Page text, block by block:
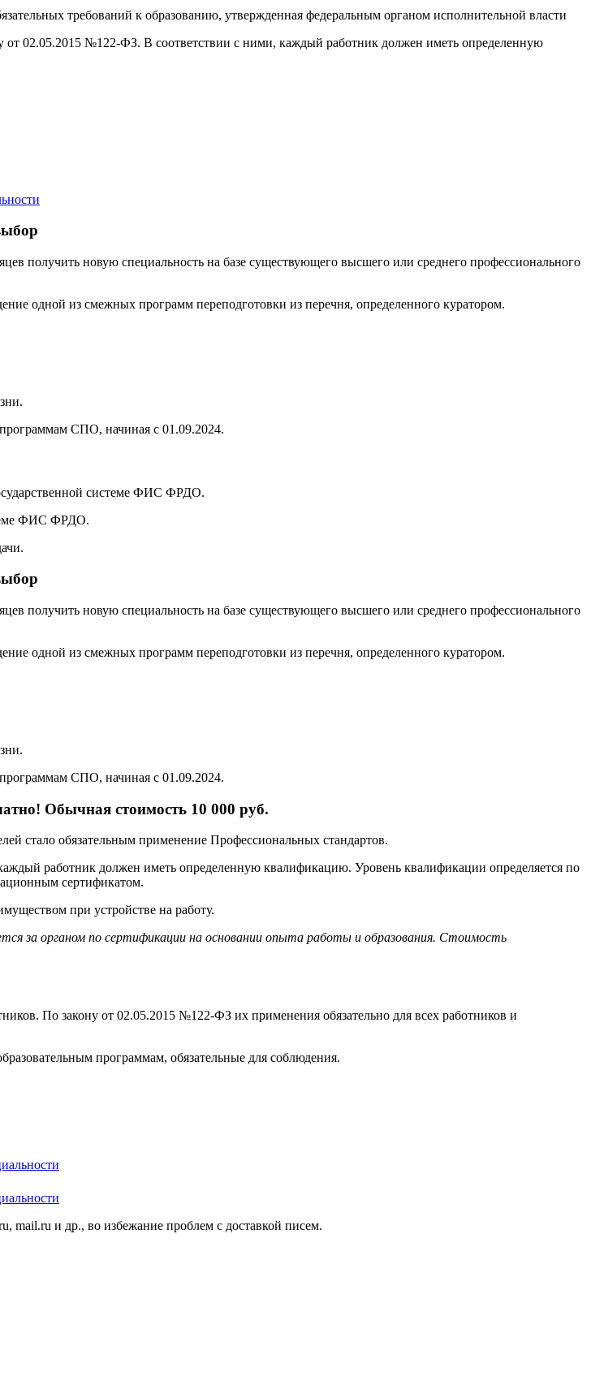
требований к образованию, утвержденная федеральным органом исполнительной власти
от 02.05.2015 №122-ФЗ. В соответствии с ними, каждый работник должен иметь определенную
получить новую специальность на базе существующего высшего или среднего профессионального
одной из смежных программ переподготовки из перечня, определенного куратором.
СПО, начиная с 01.09.2024.
системе ФИС ФРДО.
ФИС ФРДО.
получить новую специальность на базе существующего высшего или среднего профессионального
одной из смежных программ переподготовки из перечня, определенного куратором.
СПО, начиная с 01.09.2024.
Обычная стоимость 10 000 руб.
стало обязательным применение Профессиональных стандартов.
работник должен иметь определенную квалификацию. Уровень квалификации определяется по
сертификатом.
при устройстве на работу.
за органом по сертификации на основании опыта работы и образования. Стоимость
По закону от 02.05.2015 №122-ФЗ их применения обязательно для всех работников и
программам, обязательные для соблюдения.
mail.ru и др., во избежание проблем с доставкой писем.